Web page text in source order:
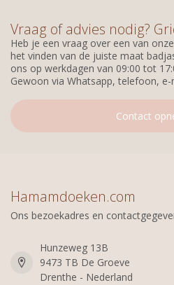
Vraag of advies nodig?
Heb je een vraag over een van
het vinden van de juiste maat
ons op werkdagen van 09:00 tot
Gewoon via Whatsapp, telefoon,
Contact
Hamamdoeken.com
Ons bezoekadres en
Hunzeweg 13B
9473 TB De Groeve
Drenthe - Nederland